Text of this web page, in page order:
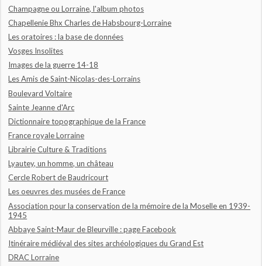
Champagne ou Lorraine, l'album photos
Chapellenie Bhx Charles de Habsbourg-Lorraine
Les oratoires : la base de données
Vosges Insolites
Images de la guerre 14-18
Les Amis de Saint-Nicolas-des-Lorrains
Boulevard Voltaire
Sainte Jeanne d'Arc
Dictionnaire topographique de la France
France royale Lorraine
Librairie Culture & Traditions
Lyautey, un homme, un château
Cercle Robert de Baudricourt
Les oeuvres des musées de France
Association pour la conservation de la mémoire de la Moselle en 1939-
1945
Abbaye Saint-Maur de Bleurville : page Facebook
Itinéraire médiéval des sites archéologiques du Grand Est
DRAC Lorraine